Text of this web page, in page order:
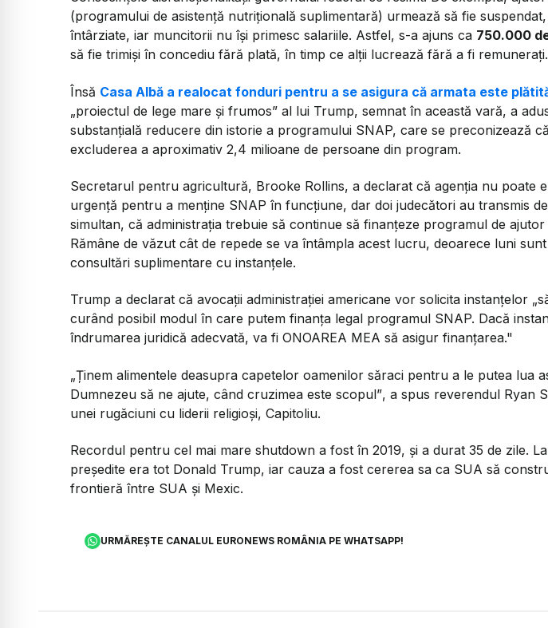
(programului de asistență nutrițională suplimentară) urmează să fie
întârziate, iar muncitorii nu își primesc salariile. Astfel, s-a ajuns ca 750.000
să fie trimiși în concediu fără plată, în timp ce alții lucrează fără a fi remunerați.
Însă Casa Albă a realocat fonduri pentru a se asigura că armata este
„proiectul de lege mare și frumos” al lui Trump, semnat în această vară, a
substanțială reducere din istorie a programului SNAP, care se preconizează
excluderea a aproximativ 2,4 milioane de persoane din program.
Secretarul pentru agricultură, Brooke Rollins, a declarat că agenția nu poate
urgență pentru a menține SNAP în funcțiune, dar doi judecători au transmis
simultan, că administrația trebuie să continue să finanțeze programul de ajutor
Rămâne de văzut cât de repede se va întâmpla acest lucru, deoarece luni
consultări suplimentare cu instanțele.
Trump a declarat că avocații administrației americane vor solicita instanțelor
curând posibil modul în care putem finanța legal programul SNAP. Dacă
îndrumarea juridică adecvată, va fi ONOAREA MEA să asigur finanțarea."
„Ținem alimentele deasupra capetelor oamenilor săraci pentru a le putea lua
Dumnezeu să ne ajute, când cruzimea este scopul”, a spus reverendul Ryan
unei rugăciuni cu liderii religioși, Capitoliu.
Recordul pentru cel mai mare shutdown a fost în 2019, și a durat 35 de zile.
președite era tot Donald Trump, iar cauza a fost cererea sa ca SUA să
frontieră între SUA și Mexic.
URMĂREȘTE CANALUL EURONEWS ROMÂNIA PE WHATSAPP!